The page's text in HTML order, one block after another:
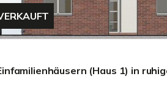
(Haus 1) in